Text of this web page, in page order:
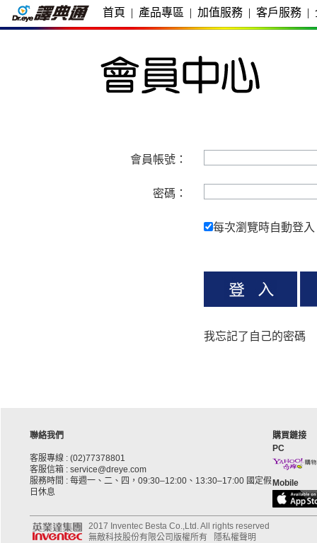
首頁 | 產品專區 | 加值服務 | 客戶服務 |
會員帳號：
密碼：
每次瀏覽時自動登入
我忘記了自己的密碼
聯絡我們
客服專線 : (02)77378801
客服信箱 : service@dreye.com
服務時間 : 每週一、二、四，09:30–12:00、13:30–17:00 國定假
日休息
購買鏈接
PC
Mobile
2017 Inventec Besta Co.,Ltd. All rights reserved
無敵科技股份有限公司版權所有
隱私權聲明